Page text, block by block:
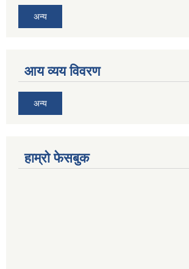
अन्य
आय व्यय विवरण
अन्य
हाम्रो फेसबुक